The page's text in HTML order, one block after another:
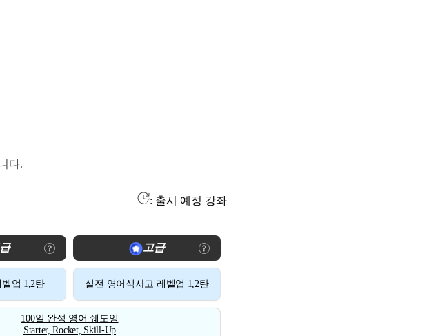
다.
: 출시 예정 강좌
고급
업 1,2탄 실전 영어식사고 레벨업 1,2탄
100일 완성 영어 쉐도잉
Starter, Rocket, Skill-Up